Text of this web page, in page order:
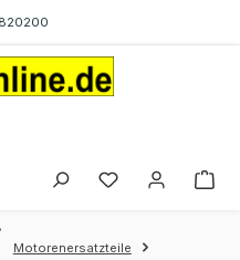
Motorenersatzteile